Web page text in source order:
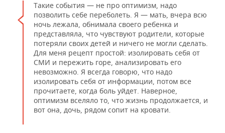
Такие события — не про оптимизм, надо
позволить себе переболеть. Я — мать, вчера всю
ночь лежала, обнимала своего ребенка и
представляла, что чувствуют родители, которые
потеряли своих детей и ничего не могли сделать.
Для меня рецепт простой: изолировать себя от
СМИ и пережить горе, анализировать его
невозможно. Я всегда говорю, что надо
изолировать себя от информации, потом все
прочитаете, когда боль уйдет. Наверное,
оптимизм вселяло то, что жизнь продолжается, и
вот она, дочь, рядом сопит на кровати.